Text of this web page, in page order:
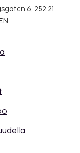
6, 252 21